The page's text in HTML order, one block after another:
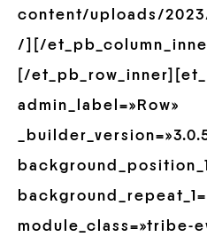
content/uploads/
/][/
[/
admin_label=»Row»
module_class=»tribe-